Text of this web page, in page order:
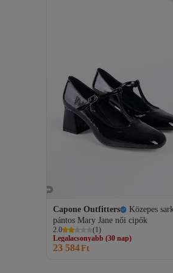
Capone Outfitters
Közepes
pántos Mary Jane női cipők
2.0 (1)
Legalacsonyabb (30 nap)
Ingyenes szállítás
Legalacsonyabb (30 nap)
23 584Ft